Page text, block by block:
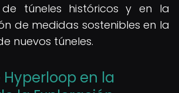
de túneles históricos y en la
de medidas sostenibles en la
nuevos túneles.
Hyperloop en la